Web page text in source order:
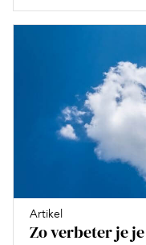
Artikel
Zo verbeter je